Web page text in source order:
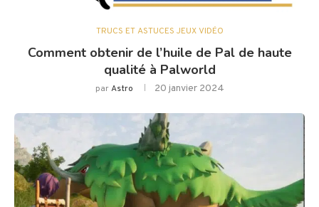
TRUCS ET ASTUCES JEUX VIDÉO
Comment obtenir de l’huile de Pal de haute
qualité à Palworld
parAstro 20 janvier 2024